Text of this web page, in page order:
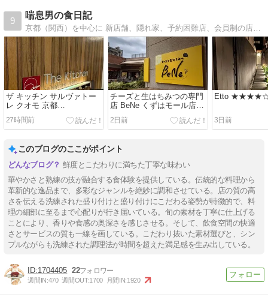
9
喘息男の食日記
京都（関西）を中心に 新店舗、隠れ家、予約困難店、会員制の店まで開拓しています。 辛口でリアルな感想をまとめているので お店選びの参考にして頂ければ幸いです。
ザ キッチン サルヴァトー
レ クオモ 京都
★★★★☆【京都】
27時間前
チーズと生はちみつの専門
店 BeNe くずはモール店
★★★☆☆【大阪】
2日前
Etto ★★★★☆
3日前
このブログのここがポイント
鮮度とこだわりに満ちた丁寧な味わい
華やかさと熟練の技が融合する食体験を提供している。伝統的な料理から
革新的な逸品まで、多彩なジャンルを絶妙に調和させている。店の質の高
さを伝える洗練された盛り付けと盛り付けにこだわる姿勢が特徴的で、料
理の細部に至るまで心配りが行き届いている。旬の素材を丁寧に仕上げる
ことにより、香りや食感の奥深さを感じさせる。そして、飲食空間の快適
さとサービスの質も一線を画している。こだわり抜いた素材選びと、シン
プルながらも洗練された調理法が時間を超えた満足感を生み出している。
1704405 22
週間IN:470 週間OUT:1700 月間IN:1920